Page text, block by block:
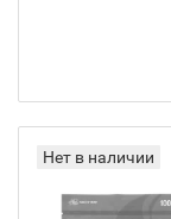
Нет в наличии